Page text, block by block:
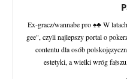
Ex-gracz/wannabe pro ♠♣ W
gee", czyli najlepszy portal o
contentu dla osób
estetyki, a wielki wróg